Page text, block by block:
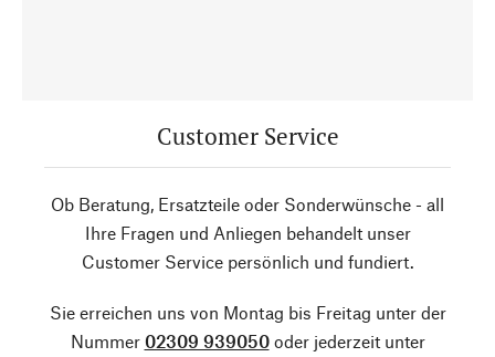
Customer Service
Ob Beratung, Ersatzteile oder Sonderwünsche - all
Ihre Fragen und Anliegen behandelt unser
Customer Service persönlich und fundiert.
Sie erreichen uns von Montag bis Freitag unter der
Nummer 02309 939050oder jederzeit unter